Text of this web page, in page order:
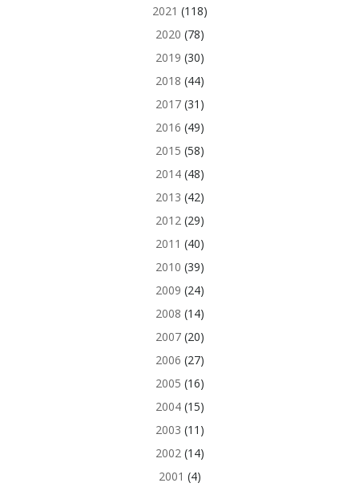
2021 (118)
2020 (78)
2019 (30)
2018 (44)
2017(31)
2016 (49)
2015 (58)
2014(48)
2013 (42)
2012(29)
2011 (40)
2010 (39)
2009 (24)
2008 (14)
2007(20)
2006 (27)
2005 (16)
2004(15)
2003 (11)
2002(14)
2001 (4)